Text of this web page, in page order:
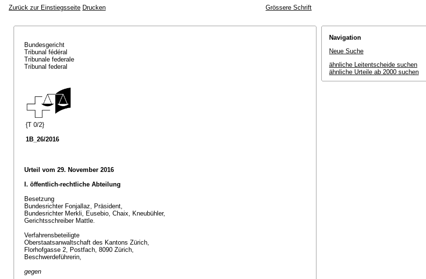
Zurück zur Einstiegsseite Drucken Grössere Schrift
Bundesgericht
Tribunal fédéral
Tribunale federale
Tribunal federal
{T 0/2}
1B_26/2016
Urteil vom 29. November 2016
I. öffentlich-rechtliche Abteilung
Besetzung
Bundesrichter Fonjallaz, Präsident,
Bundesrichter Merkli, Eusebio, Chaix, Kneubühler,
Gerichtsschreiber Mattle.
Verfahrensbeteiligte
Oberstaatsanwaltschaft des Kantons Zürich,
Florhofgasse 2, Postfach, 8090 Zürich,
Beschwerdeführerin,
gegen
Navigation
Neue Suche
ähnliche Leitentscheide suchen
ähnliche Urteile ab 2000 suchen